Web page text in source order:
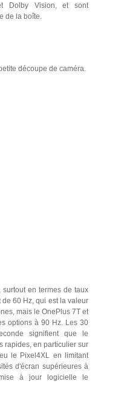
Dolby Vision, et sont
de la boîte.
découpe de caméra.
en termes de taux
60 Hz, qui est la valeur
mais le OnePlus 7T et
options à 90 Hz. Les 30
signifient que le
rapides, en particulier sur
le Pixel4XL en limitant
d'écran supérieures à
à jour logicielle le